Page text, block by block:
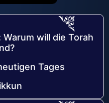
will die Torah
Tages